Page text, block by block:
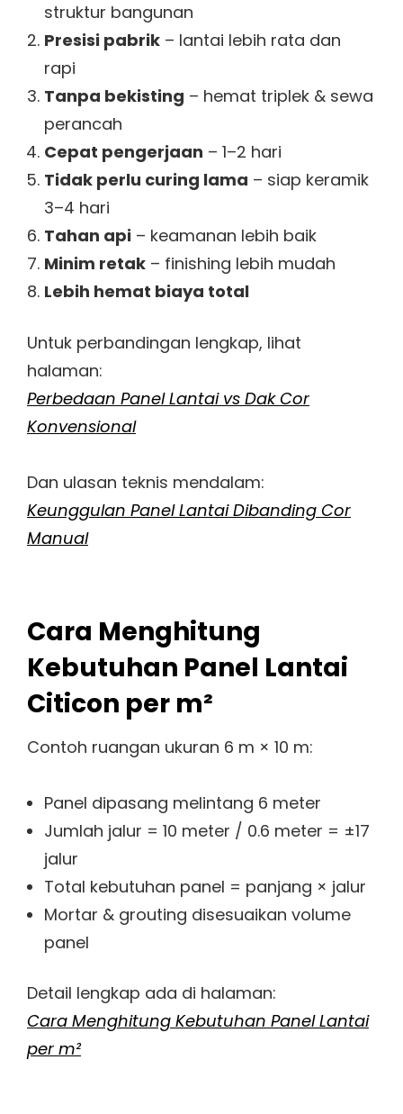
struktur bangunan
Presisi pabrik– lantai lebih rata dan
rapi
Tanpa bekisting – hemat triplek & sewa
perancah
Cepat pengerjaan – 1–2 hari
Tidak perlu curing lama – siap keramik
3–4 hari
Tahan api– keamanan lebih baik
Minim retak– finishing lebih mudah
Lebih hemat biaya total
Untuk perbandingan lengkap, lihat
halaman:
Perbedaan Panel Lantai vs Dak Cor
Konvensional
Dan ulasan teknis mendalam:
Keunggulan Panel Lantai Dibanding Cor
Manual
Cara Menghitung
Kebutuhan Panel Lantai
Citicon per m²
Contoh ruangan ukuran 6 m × 10 m:
Panel dipasang melintang 6 meter
Jumlah jalur = 10 meter / 0.6 meter = ±17
jalur
Total kebutuhan panel = panjang × jalur
Mortar & grouting disesuaikan volume
panel
Detail lengkap ada di halaman:
Cara Menghitung Kebutuhan Panel Lantai
per m²